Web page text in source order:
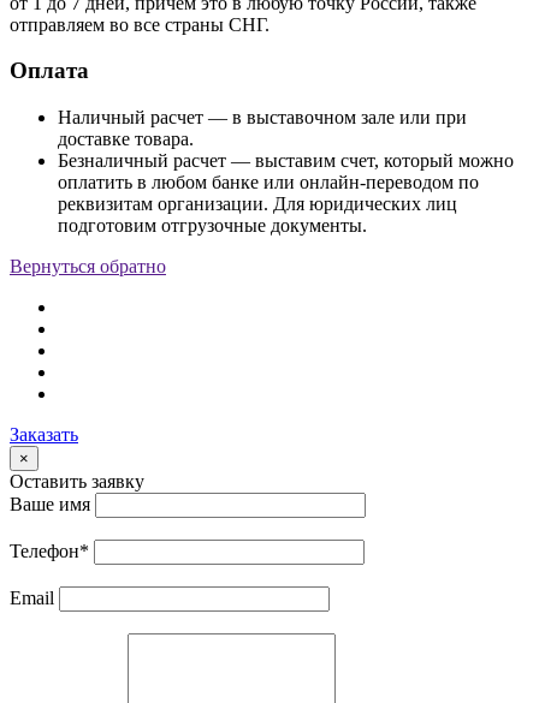
отправляем во все страны СНГ.
Оплата
Наличный расчет — в выставочном зале или при
доставке товара.
Безналичный расчет — выставим счет, который можно
оплатить в любом банке или онлайн-переводом по
реквизитам организации. Для юридических лиц
подготовим отгрузочные документы.
Вернуться обратно
Заказать
×
Оставить заявку
Ваше имя
Телефон*
Email